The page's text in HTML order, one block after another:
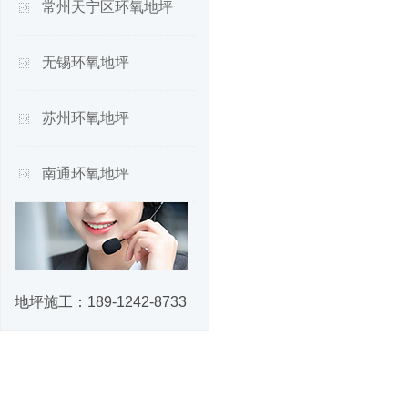
常州天宁区环氧地坪
无锡环氧地坪
苏州环氧地坪
南通环氧地坪
地坪施工： 189-1242-8733